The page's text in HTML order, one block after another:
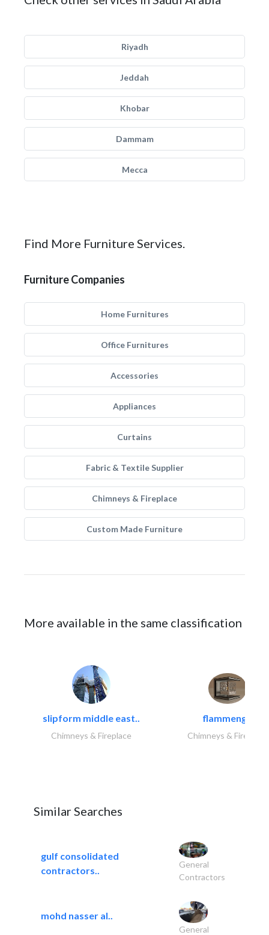
Riyadh
Jeddah
Khobar
Dammam
Mecca
Find More Furniture Services.
Furniture Companies
Home Furnitures
Office Furnitures
Accessories
Appliances
Curtains
Fabric & Textile Supplier
Chimneys & Fireplace
Custom Made Furniture
More available in the same classification
slipform middle east..
Chimneys & Fireplace
flammengo
Chimneys & Fireplace
Similar Searches
gulf consolidated
contractors..
General
Contractors
mohd nasser al..
General